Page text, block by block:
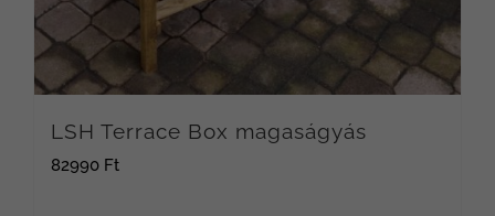
LSH Terrace Box magaságyás
82990 Ft